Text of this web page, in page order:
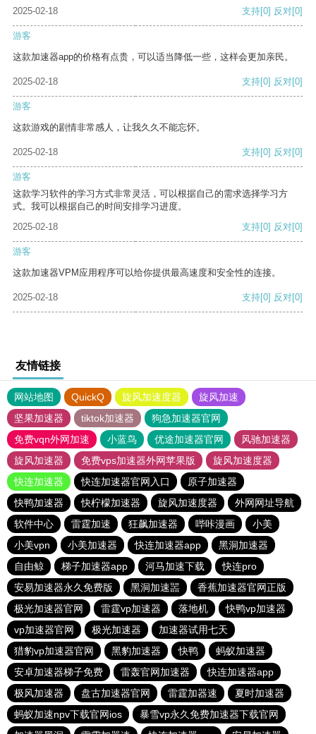
2025-02-18
支持[0] 反对[0]
游客
这款加速器app的价格有点贵，可以适当降低一些，这样会更加亲民。
2025-02-18 支持[0] 反对[0]
游客
这款游戏的剧情非常感人，让我久久不能忘怀。
2025-02-18 支持[0] 反对[0]
游客
这款学习软件的学习方式非常灵活，可以根据自己的需求选择学习方
式。我可以根据自己的时间安排学习进度。
2025-02-18
支持[0] 反对[0]
游客
这款加速器VPM应用程序可以给你提供最高速度和安全性的连接。
2025-02-18 支持[0] 反对[0]
友情链接
网站地图 QuickQ 旋风加速度器
旋风加速
坚果加速器
tiktok加速器
狗急加速器官网
免费vqn外网加速
小蓝鸟 优途加速器官网
风驰加速器
旋风加速器
免费vps加速器外网苹果版
旋风加速度器
快连加速器
快连加速器官网入口
原子加速器
快鸭加速器
快柠檬加速器 旋风加速度器
外网网址导航
软件中心
雷霆加速 狂飙加速器 哔咔漫画
小美
小美vpn
小美加速器 快连加速器app
黑洞加速器
自由鲸
梯子加速器app 河马加速下载
快连pro
安易加速器永久免费版
黑洞加速噐
香蕉加速器官网正版
极光加速器官网
雷霆vp加速器 落地机
快鸭vp加速器
vp加速器官网
极光加速器
加速器试用七天
猎豹vp加速器官网
黑豹加速器 快鸭
蚂蚁加速器
安卓加速器梯子免费
雷轰官网加速器
快连加速器app
极风加速器
盘古加速器官网 雷霆加器速
夏时加速器
蚂蚁加速npv下载官网ios
暴雪vp永久免费加速器下载官网